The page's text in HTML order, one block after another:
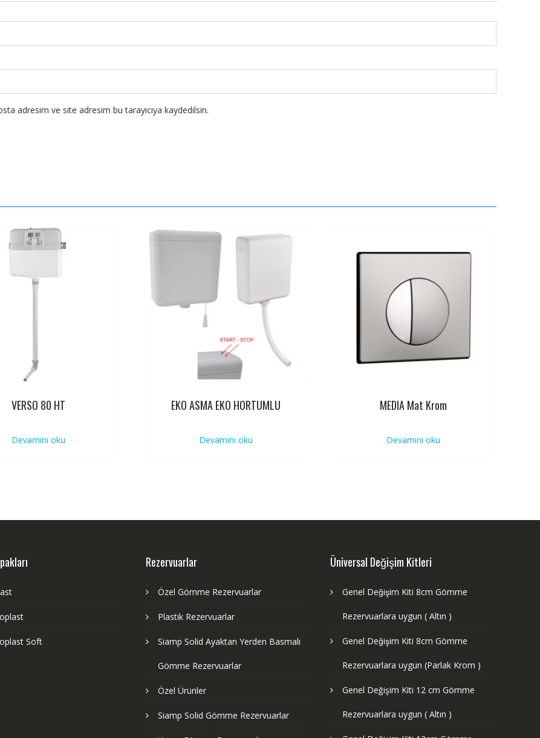
adresim ve site adresim bu tarayıcıya kaydedilsin.
VERSO 80 HT
Devamını oku
EKO ASMA EKO HORTUMLU
Devamını oku
MEDIA Mat Krom
Devamını oku
Soft
Rezervuarlar
Özel Gömme Rezervuarlar
Plastik Rezervuarlar
Siamp Solid Ayaktan Yerden Basmalı
Gömme Rezervuarlar
Özel Ürünler
Siamp Solid Gömme Rezervuarlar
Üniversal Değişim Kitleri
Genel Değişim Kiti 8cm Gömme
Rezervuarlara uygun ( Altın )
Genel Değişim Kiti 8cm Gömme
Rezervuarlara uygun (Parlak Krom )
Genel Değişim Kiti 12 cm Gömme
Rezervuarlara uygun ( Altın )